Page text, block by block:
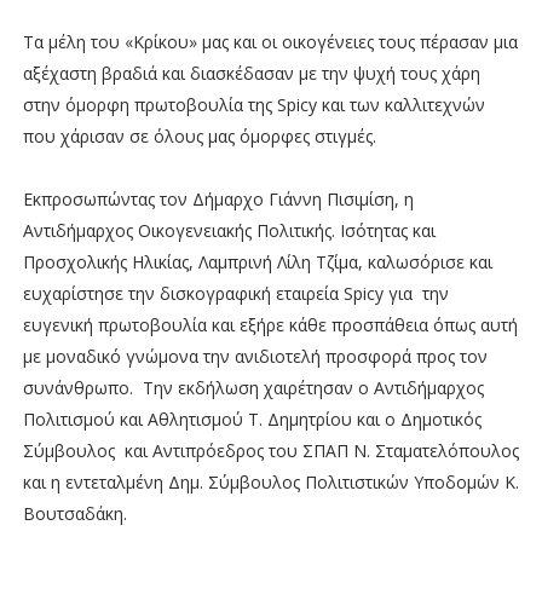
Τα μέλη του «Κρίκου» μας και οι οικογένειες τους πέρασαν μια
αξέχαστη βραδιά και διασκέδασαν με την ψυχή τους χάρη
στην όμορφη πρωτοβουλία της Spicy και των καλλιτεχνών
που χάρισαν σε όλους μας όμορφες στιγμές.
Εκπροσωπώντας τον Δήμαρχο Γιάννη Πισιμίση, η
Αντιδήμαρχος Oικογενειακής Πολιτικής. Ισότητας και
Προσχολικής Ηλικίας, Λαμπρινή Λίλη Τζίμα, καλωσόρισε και
ευχαρίστησε την δισκογραφική εταιρεία Spicy για την
ευγενική πρωτοβουλία και εξήρε κάθε προσπάθεια όπως αυτή
με μοναδικό γνώμονα την ανιδιοτελή προσφορά προς τον
συνάνθρωπο. Την εκδήλωση χαιρέτησαν ο Αντιδήμαρχος
Πολιτισμού και Αθλητισμού Τ. Δημητρίου και ο Δημοτικός
Σύμβουλος και Αντιπρόεδρος του ΣΠΑΠ Ν. Σταματελόπουλος
και η εντεταλμένη Δημ. Σύμβουλος Πολιτιστικών Υποδομών Κ.
Βουτσαδάκη.